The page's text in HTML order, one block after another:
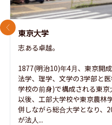
東京大学
志ある卓越。
1877(明治10)年4月、東京開
法学、理学、文学の3学部と
学校の前身)で構成される東京
以後、工部大学校や東京農林
併しながら総合大学となり、
が法人...
前のスライド